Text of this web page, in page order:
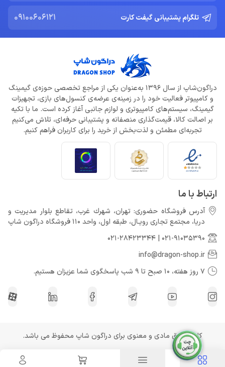
تلگرام پشتیبانی گیفت کارت 09100606121
دراگون‌شاپ از سال 1396 به‌عنوان یکی از مراجع تخصصی حوزه‌ی گیمینگ
و کامپیوتر فعالیت خود را در زمینه‌ی عرضه‌ی کنسول‌های بازی، تجهیزات
گیمینگ، سیستم‌های کامپیوتری و لوازم جانبی آغاز کرده است. ما با تکیه
بر اصالت کالا، قیمت‌گذاری منصفانه و پشتیبانی حرفه‌ای، تلاش می‌کنیم
تجربه‌ای مطمئن و لذت‌بخش از خرید را برای کاربران فراهم کنیم.
ارتباط با ما
آدرس فروشگاه حضوری: تهران، شهرك غرب، تقاطع بلوار مدیریت و
دريا، مجتمع تجارى رويـال، طبقه اول، واحد 110 فروشگاه دراگون شاپ
021-91035390
021-28423344
info@dragon-shop.ir
7 روز هفته، 10 صبح تا 9 شب پاسخگوی شما عزیزان هستیم.
کلیه حقوق مادی و معنوی برای دراگون شاپ محفوظ می باشد.